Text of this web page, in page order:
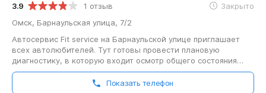
3.9 1 отзыв Закрыто
Омск, Барнаульская улица, 7/2
Автосервис Fit service на Барнаульской улице приглашает
всех автолюбителей. Тут готовы провести плановую
диагностику, в которую входит осмотр общего состояния
транспортного средства и кузова,…
Показать телефон